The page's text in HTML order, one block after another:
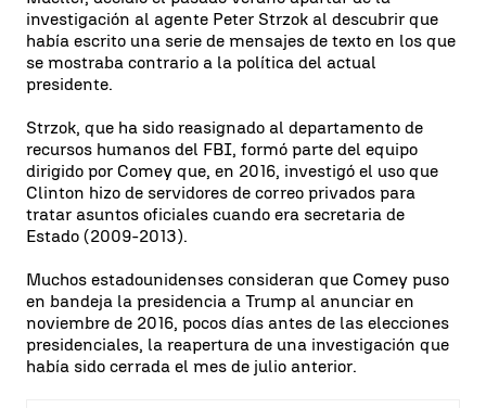
investigación al agente Peter Strzok al descubrir que
había escrito una serie de mensajes de texto en los que
se mostraba contrario a la política del actual
presidente.
Strzok, que ha sido reasignado al departamento de
recursos humanos del FBI, formó parte del equipo
dirigido por Comey que, en 2016, investigó el uso que
Clinton hizo de servidores de correo privados para
tratar asuntos oficiales cuando era secretaria de
Estado (2009-2013).
Muchos estadounidenses consideran que Comey puso
en bandeja la presidencia a Trump al anunciar en
noviembre de 2016, pocos días antes de las elecciones
presidenciales, la reapertura de una investigación que
había sido cerrada el mes de julio anterior.